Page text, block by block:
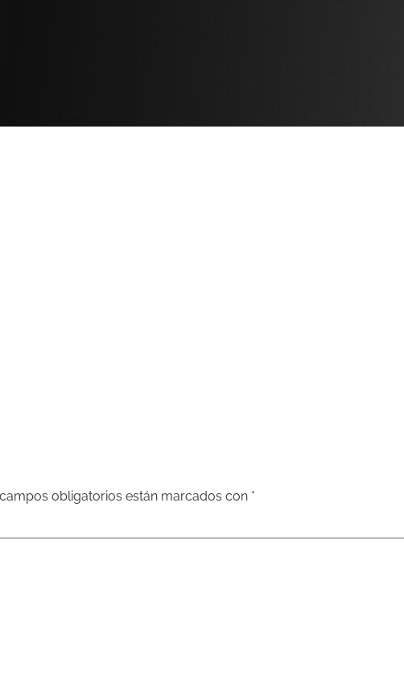
obligatorios están marcados con *